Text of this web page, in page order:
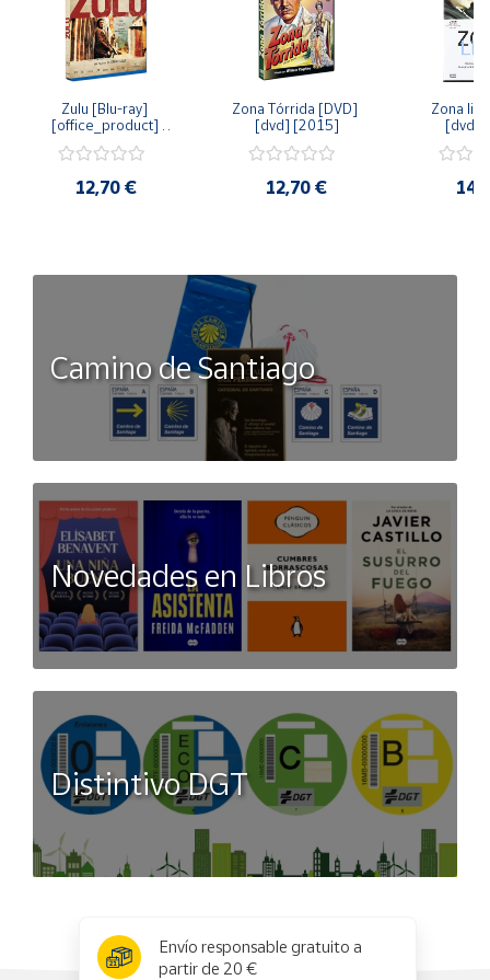
Zulu [Blu-ray]
[office_product]
12,70 €
Zona Tórrida [DVD]
[dvd] [2015]
12,70 €
Zona
[dvd]
Camino de Santiago
Novedades en Libros
Distintivo DGT
Envío responsable gratuito a
partir de 20 €